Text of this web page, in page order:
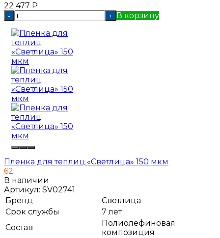
22 477 Р
- + В корзину
Пленка для теплиц «Светлица» 150 мкм
62
В наличии
Артикул: SV02741
Бренд
Светлица
Срок службы
7 лет
Состав
Полиолефиновая
композиция